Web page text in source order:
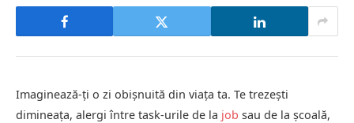
Imaginează-ți o zi obișnuită din viața ta. Te trezești
dimineața, alergi între task-urile de la job sau de la școală,